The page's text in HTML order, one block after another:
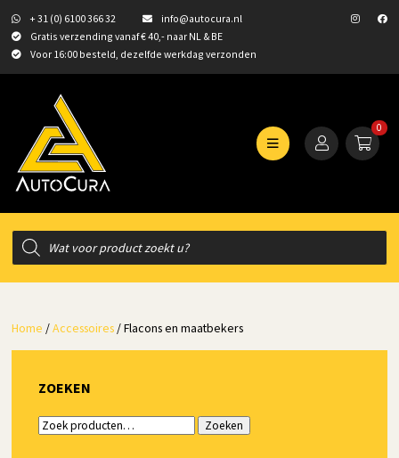
+ 31 (0) 6100 366 32
info@autocura.nl
Gratis verzending vanaf € 40,- naar NL & BE
Voor 16:00 besteld, dezelfde werkdag verzonden
0
Producten
zoeken
Home /Accessoires / Flacons en maatbekers
ZOEKEN
Zoeken
Zoeken